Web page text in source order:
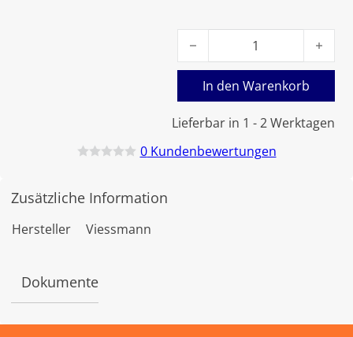
Lieferbar in 1 - 2 Werktagen
Viessmann
In den Warenkorb
e
t
v
n
0Kundenbewertungen
Zusätzliche Information
Hersteller Viessmann
Dokumente